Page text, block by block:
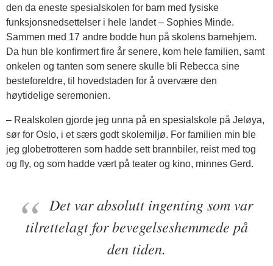
den da eneste spesialskolen for barn med fysiske
funksjonsnedsettelser i hele landet – Sophies Minde.
Sammen med 17 andre bodde hun på skolens barnehjem.
Da hun ble konfirmert fire år senere, kom hele familien, samt
onkelen og tanten som senere skulle bli Rebecca sine
besteforeldre, til hovedstaden for å overvære den
høytidelige seremonien.
– Realskolen gjorde jeg unna på en spesialskole på Jeløya,
sør for Oslo, i et særs godt skolemiljø. For familien min ble
jeg globetrotteren som hadde sett brannbiler, reist med tog
og fly, og som hadde vært på teater og kino, minnes Gerd.
Det var absolutt ingenting som var
tilrettelagt for bevegelseshemmede på
den tiden.